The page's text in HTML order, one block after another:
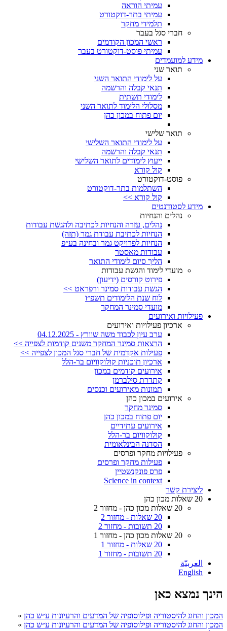
עמיתי הוראה
עמיתי בתר-דוקטורט
תלמידי מחקר
חברי סגל בעבר
ראשי המכון הקודמים
עמיתי פוסט-דוקטורט בעבר
מידע למועמדים
תואר שני
על לימודי התואר השני
תנאי קבלה והרשמה
לימודי תשתית
מסלולי הלימוד לתואר השני
יום פתוח במכון כהן
תואר שלישי
על לימודי התואר השלישי
תנאי קבלה והרשמה
ייעוץ לימודים לתואר השלישי
קול קורא
פוסט-דוקטורט
השתלמות בתר-דוקטורט
קול קורא >>
מידע לסטודנטים
נהלים והנחיות
נהלים, עזרה והנחיות לכתיבה ולהגשת עבודות
הנחיות לכתיבת עבודת גמר (תזה)
הנחיות לפרויקט גמר ובחינה בע״פ
עבודות מאסטר
הליך סיום לימודי התואר
מועדי לימוד והגשת עבודות
פירוט קורסים (ידיעון)
הגשת עבודות סמינר ורפראט >>
לוח שנת הלימודים תשפ״ו
מועדי סמינר המחקר
פעילויות ואירועים
ארכיון פעילויות ואירועים
ערב עיון לכבוד משה שוורץ - 04.12.2025
הרצאות סמינר המחקר משנים קודמות לצפייה >>
פעילות אקדמית של חברי סגל המכון לצפייה >>
ארכיון תוכניות קולוקוויום בר-הלל
אירועים קודמים במכון
קתדרת סילברמן
תמונות מאירועים וכנסים
אירועים במכון כהן
סמינר מחקר
יום פתוח במכון כהן
אירועים עתידיים
קולוקוויום בר-הלל
הסדנה הבינלאומית
פעילויות מחקר ופרסים
פעילות מחקר ופרסים
פרס פונקנשטיין
Science in context
ליצירת קשר
20 שאלות מכון כהן
20 שאלות מכון כהן - מחזור 2
20 שאלות - מחזור 2
20 תשובות - מחזור 2
20 שאלות מכון כהן - מחזור 1
20 שאלות - מחזור 1
20 תשובות - מחזור 1
العربيّة
English
הינך נמצא כאן
המכון והחוג להיסטוריה ופילוסופיה של המדעים והרעיונות ע״ש כהן »
המכון והחוג להיסטוריה ופילוסופיה של המדעים והרעיונות ע״ש כהן »